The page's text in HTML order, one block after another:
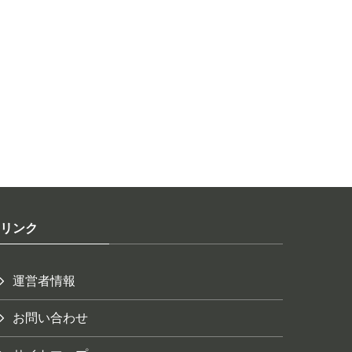
リンク
運営者情報
お問い合わせ